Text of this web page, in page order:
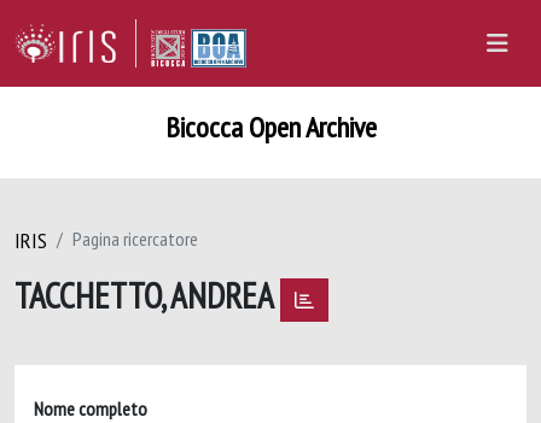
Bicocca Open Archive
IRIS Pagina ricercatore
TACCHETTO, ANDREA
Nome completo